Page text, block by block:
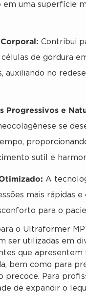
em uma superfície
Contribui
de gordura
auxiliando no
Progressivos e
se
sutil e
A
mais rápidas e
para o
o Ultraformer
ser utilizadas em
que apresentem
bem como para
precoce. Para
de expandir o